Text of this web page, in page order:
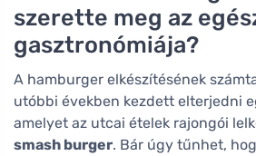
szerette meg az
gasztronómiája?
A hamburger elkészítésének
utóbbi években kezdett elterjedni
amelyet az utcai ételek rajongói
smash burger. Bár úgy tűnhet,